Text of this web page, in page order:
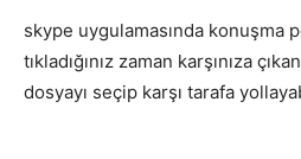
skype uygulamasında konuşma
tıkladığınız zaman karşınıza
dosyayı seçip karşı tarafa